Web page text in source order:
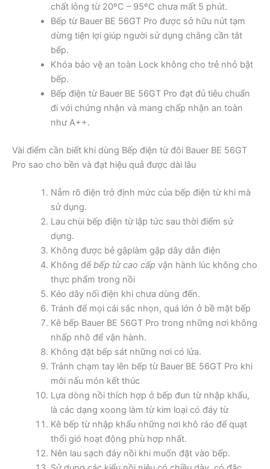
chất lỏng từ 20ºC – 95ºC chưa mất 5 phút.
Bếp từ Bauer BE 56GT Pro được sở hữu nút tạm
dừng tiện lợi giúp người sử dụng chằng cần tắt
bếp.
Khóa bảo vệ an toàn Lock không cho trẻ nhỏ bật
bếp.
Bếp điện từ Bauer BE 56GT Pro đạt đủ tiêu chuẩn
đi với chứng nhận và mang chấp nhận an toàn
như A++.
Vài điểm cần biết khi dùng Bếp điện từ đôi Bauer BE 56GT
Pro sao cho bền và đạt hiệu quả được dài lâu
Nẵm rõ điện trở định mức của bếp điện từ khi mà
sử dụng.
Lau chùi bếp điện từ lập tức sau thời điểm sử
dụng.
Không được bẻ gậplàm gập dây dẫn điện
Không để bếp từ cao cấp vận hành lúc không cho
thực phẩm trong nồi
Kéo dây nối điện khi chưa dùng đến.
Tránh để mọi cái sắc nhọn, quá lớn ở bề mặt bếp
Kê bếp Bauer BE 56GT Pro trong những nơi không
nhấp nhô để vận hành.
Không đặt bếp sát những nơi có lửa.
Tránh chạm tay lên bếp từ Bauer BE 56GT Pro khi
mới nấu món kết thúc
Lựa dòng nồi thích hợp ở bếp đun từ nhập khẩu,
là các dạng xoong làm từ kim loại có đáy từ
Kê bếp từ nhập khẩu những nơi khô ráo để quạt
thổi gió hoạt động phù hợp nhất.
Nên lau sạch đáy nồi khi muốn đặt vào bếp.